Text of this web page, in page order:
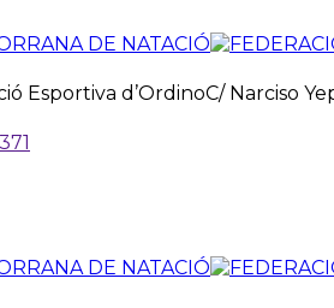
Esportiva d’OrdinoC/ Narciso